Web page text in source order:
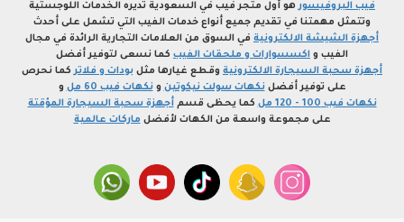
فيب البروفيسورهو أول متجر فيب في السعودية تديره الخدمات اللوجستية
وتتمثل مهمتنا في تقديم جميع أنواع خدمات الفيب التي تشمل على أحدث
أجهزة الشيشة الالكترونية في السوق من العلامات التجارية الرائدة في مجال
الفيب و اكسسوارات و ملحقات الفيب كما نسعى لتوفير أفضل
أجهزة سحبة السيجارة الالكترونية وقطع غيارها مثل بودات و فلاتركما نحرص
على توفير أفضلنكهات سولت نيكوتين ونكهات فيب 60 مل
و
نكهات فيب 100 - 120 مل
كما يحظى قسمأجهزة سحبة السيجارة المؤقتة
على مجموعة واسعة من الكهات لأفضل ماركات عالمية